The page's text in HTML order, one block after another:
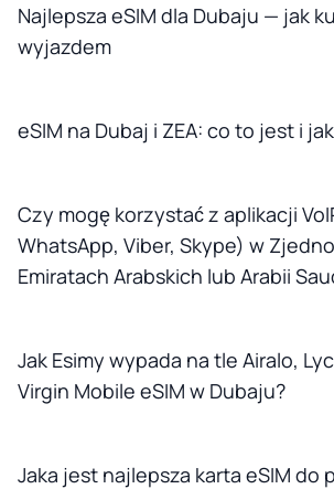
Najlepsza eSIM dla Dubaju — jak
wyjazdem
eSIM na Dubaj i ZEA: co to jest i
Czy mogę korzystać z aplikacji
WhatsApp, Viber, Skype) w
Emiratach Arabskich lub Arabii
Jak Esimy wypada na tle Airalo,
Virgin Mobile eSIM w Dubaju?
Jaka jest najlepsza karta eSIM do